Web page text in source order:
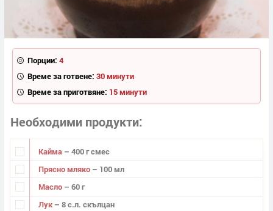
Порции: 4
Време за готвене: 30 минути
Време за приготвяне: 15 минути
Необходими продукти
Кайма – 400 г смес
Прясно мляко – 100 мл
Масло – 60 г
Лук – 8 с.л. скълцан